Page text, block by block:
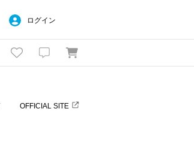
ログイン
OFFICIAL SITE